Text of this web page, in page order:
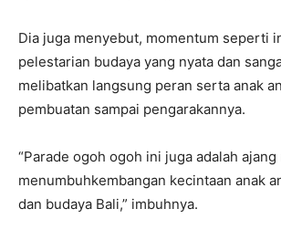
Dia juga menyebut, momentum seperti
pelestarian budaya yang nyata dan
melibatkan langsung peran serta anak
pembuatan sampai pengarakannya.
“Parade ogoh ogoh ini juga adalah
menumbuhkembangan kecintaan anak
dan budaya Bali,” imbuhnya.